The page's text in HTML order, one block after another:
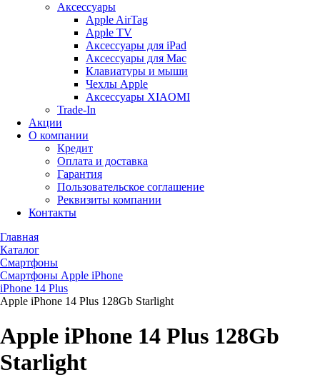
Аксессуары
Apple AirTag
Apple TV
Аксессуары для iPad
Аксессуары для Mac
Клавиатуры и мыши
Чехлы Apple
Аксессуары XIAOMI
Trade-In
Акции
О компании
Кредит
Оплата и доставка
Гарантия
Пользовательское соглашение
Реквизиты компании
Контакты
Главная
Каталог
Смартфоны
Смартфоны Apple iPhone
iPhone 14 Plus
Apple iPhone 14 Plus 128Gb Starlight
Apple iPhone 14 Plus 128Gb
Starlight